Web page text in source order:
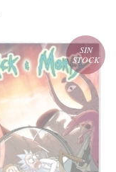
SIN
STOCK